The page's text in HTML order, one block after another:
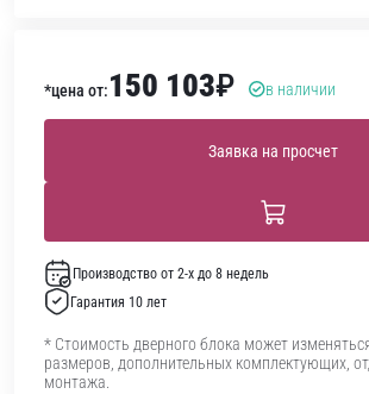
*цена от:150 103₽ в наличии
Заявка на просчет
Производство от 2-х до 8 недель
Гарантия 10 лет
* Стоимость дверного блока может
размеров, дополнительных комплектующих,
монтажа.